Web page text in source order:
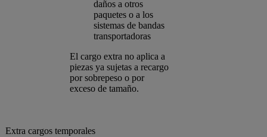
daños a otros
paquetes o a los
sistemas de bandas
transportadoras
El cargo extra no aplica a
piezas ya sujetas a recargo
por sobrepeso o por
exceso de tamaño.
Extra cargos temporales